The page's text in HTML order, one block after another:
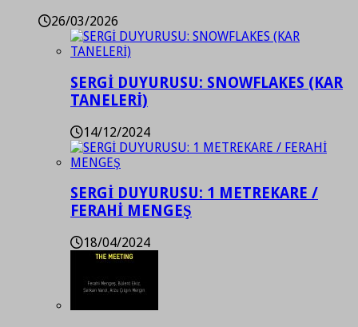
26/03/2026
SERGİ DUYURUSU: SNOWFLAKES (KAR
TANELERİ)
14/12/2024
SERGİ DUYURUSU: 1 METREKARE /
FERAHİ MENGEŞ
18/04/2024